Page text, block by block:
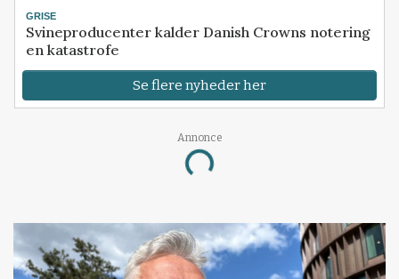
GRISE
Svineproducenter kalder Danish Crowns notering
en katastrofe
Se flere nyheder her
Annonce
Loading...